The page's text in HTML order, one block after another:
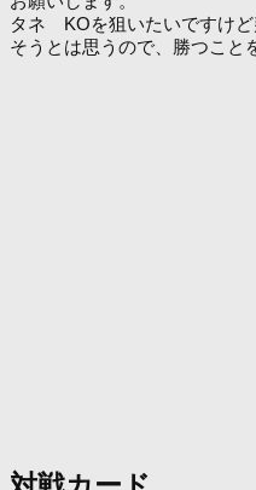
タネ KOを狙いたいですけど
そうとは思うので、勝つこと